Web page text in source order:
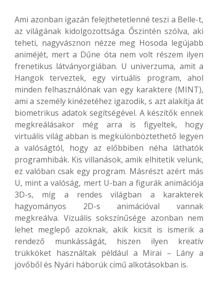
Ami azonban igazán felejthetetlenné teszi a Belle-t,
az világának kidolgozottsága. Őszintén szólva, aki
teheti, nagyvásznon nézze meg Hosoda legújabb
animéjét, mert a Dűne óta nem volt részem ilyen
frenetikus látványorgiában. U univerzuma, amit a
Hangok terveztek, egy virtuális program, ahol
minden felhasználónak van egy karaktere (MINT),
ami a személy kinézetéhez igazodik, s azt alakítja át
biometrikus adatok segítségével. A készítők ennek
megkreálásakor még arra is figyeltek, hogy
virtuális világ abban is megkülönböztethető legyen
a valóságtól, hogy az előbbiben néha láthatók
programhibák. Kis villanások, amik elhitetik velünk,
ez valóban csak egy program. Másrészt azért más
U, mint a valóság, mert U-ban a figurák animációja
3D-s, míg a rendes világban a karakterek
hagyományos 2D-s animációval vannak
megkreálva. Vizuális sokszínűsége azonban nem
lehet meglepő azoknak, akik kicsit is ismerik a
rendező munkásságát, hiszen ilyen kreatív
trükköket használtak például a Mirai – Lány a
jövőből és Nyári háborúk című alkotásokban is.